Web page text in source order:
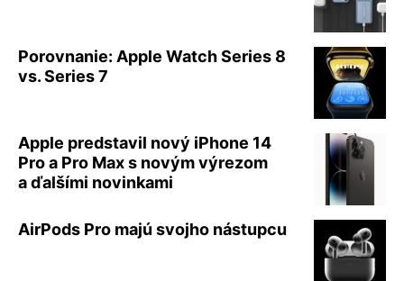
Porovnanie: Apple Watch Series 8
vs. Series 7
Apple predstavil nový iPhone 14
Pro a Pro Max s novým výrezom
a ďalšími novinkami
AirPods Pro majú svojho nástupcu